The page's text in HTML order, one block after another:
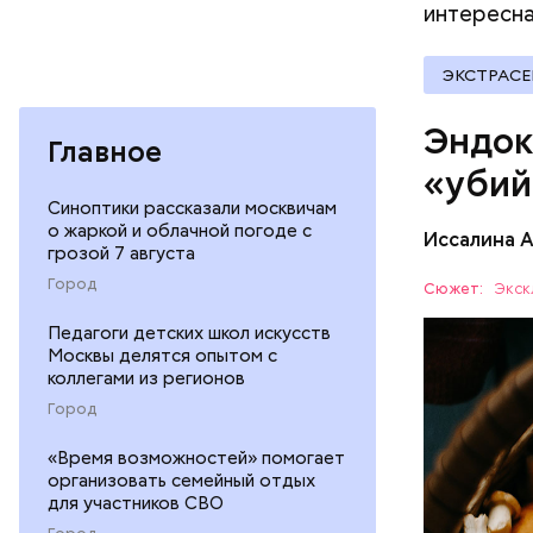
Главное
Синоптики рассказали москвичам
о жаркой и облачной погоде с
грозой 7 августа
Город
Педагоги детских школ искусств
Москвы делятся опытом с
коллегами из регионов
Город
«Время возможностей» помогает
организовать семейный отдых
для участников СВО
Иссалина
Сюжет:
При
Бычков: